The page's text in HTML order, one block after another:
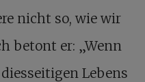
nicht so, wie wir
betont er: „Wenn
Lebens